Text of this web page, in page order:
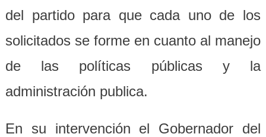
del partido para que cada uno de los
solicitados se forme en cuanto al manejo
de las políticas públicas y la
administración publica.
En su intervención el Gobernador del